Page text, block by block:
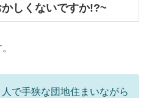
しくないですか!?~
で手狭な団地住まいながら